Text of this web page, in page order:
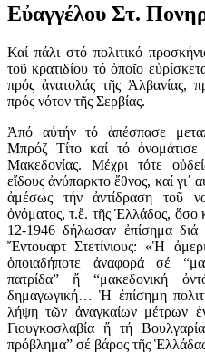
Εὐαγγέλου Στ.
Καί πάλι στό πολιτικό
τοῦ κρατιδίου τό ὁποῖο
πρός ἀνατολάς τῆς Ἀλβανίας,
πρός νότον τῆς Σερβίας.
Ἀπό αὐτήν τό ἀπέσπασε
Μπρόζ Τίτο καί τό ὀνομάτισε
Μακεδονίας. Μέχρι τότε
εἴδους ἀνύπαρκτο ἔθνος, καί γι΄
ἀμέσως τήν ἀντίδραση τοῦ
ὀνόματος, τ.ἔ. τῆς Ἑλλάδος, ὅσο
12-1946 δήλωσαν ἐπίσημα διά
Ἔντουαρτ Στετίνιους: «Ἡ
ὁποιαδήποτε ἀναφορά σέ
πατρίδα” ἤ “μακεδονική
δημαγωγική… Ἡ ἐπίσημη
λήψη τῶν ἀναγκαίων μέτρων
Γιουγκοσλαβία ἤ τή
πρόβλημα” σέ βάρος τῆς